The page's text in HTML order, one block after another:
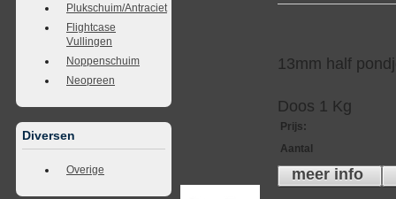
Plukschuim/Antraciet
Flightcase
Vullingen
Noppenschuim
Neopreen
Diversen
Overige
13mm half
Doos 1 Kg
Prijs:
Aantal
meer info